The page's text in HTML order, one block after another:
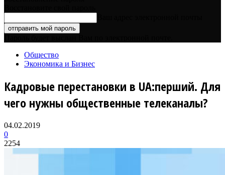
Общество
Экономика и Бизнес
Кадровые перестановки в UA:перший. Для
чего нужны общественные телеканалы?
04.02.2019
0
2254